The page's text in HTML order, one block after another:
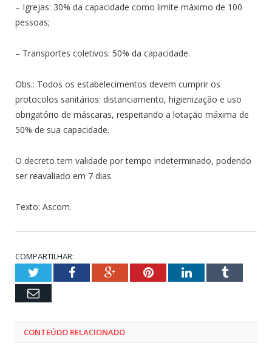
– Igrejas: 30% da capacidade como limite máximo de 100
pessoas;
– Transportes coletivos: 50% da capacidade.
Obs.: Todos os estabelecimentos devem cumprir os
protocolos sanitários: distanciamento, higienização e uso
obrigatório de máscaras, respeitando a lotação máxima de
50% de sua capacidade.
O decreto tem validade por tempo indeterminado, podendo
ser reavaliado em 7 dias.
Texto: Ascom.
COMPARTILHAR:
TwitterFacebookGoogle+PinterestLinkedInTumblr
Email
CONTEÚDO RELACIONADO